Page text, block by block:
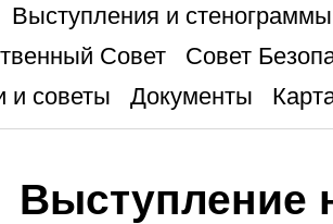
Выступления и стенограммы
Совет
Совет
и советы
Документы
Выступление